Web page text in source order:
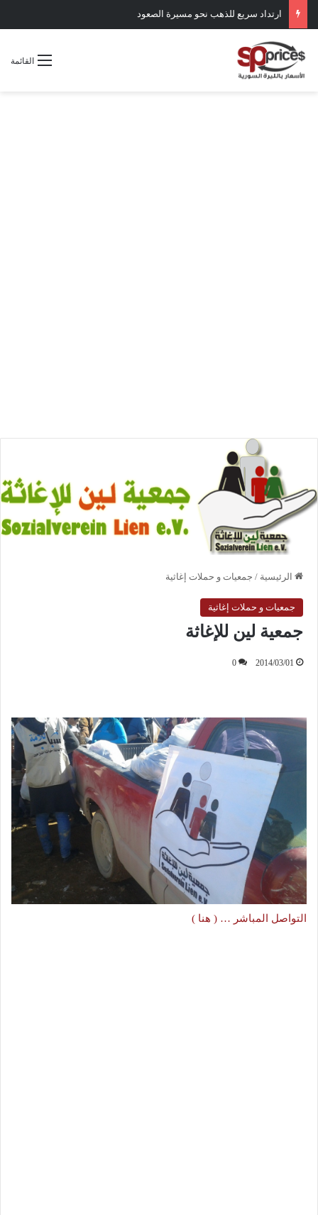
ارتداد سريع للذهب نحو مسيرة الصعود
القائمة
الرئيسية / جمعيات و حملات إغاثية
جمعيات و حملات إغاثية
جمعية لين للإغاثة
2014/03/01
0
التواصل المباشر … ( هنا )